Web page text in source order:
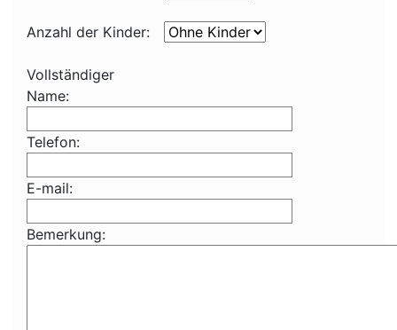
Anzahl der Kinder:
Vollständiger
Name:
Telefon:
E-mail:
Bemerkung: